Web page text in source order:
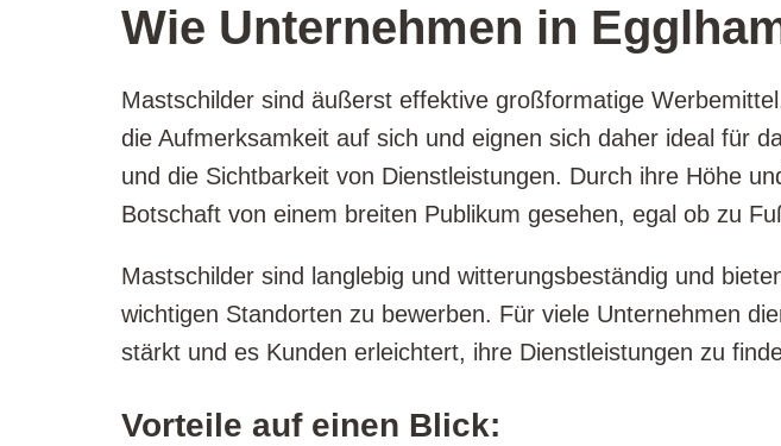
Wie Unternehmen in
Mastschilder sind äußerst effektive großformatige
die Aufmerksamkeit auf sich und eignen sich daher ideal für
und die Sichtbarkeit von Dienstleistungen. Durch ihre Höhe
Botschaft von einem breiten Publikum gesehen, egal ob zu
Mastschilder sind langlebig und witterungsbeständig und
wichtigen Standorten zu bewerben. Für viele Unternehmen
stärkt und es Kunden erleichtert, ihre Dienstleistungen zu
Vorteile auf einen Blick: